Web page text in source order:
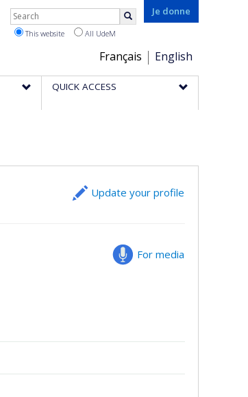
Je donne
Choix
de
la
Français English
Rechercher
This website All UdeM
QUICK ACCESS
Update your profile
For media